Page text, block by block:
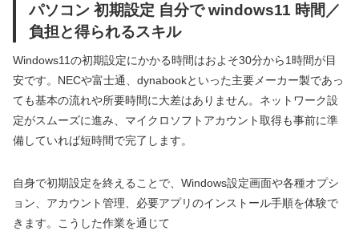
パソコン 初期設定 自分で windows11 時間／
負担と得られるスキル
Windows11の初期設定にかかる時間はおよそ30分から1時間が目
安です。NECや富士通、dynabookといった主要メーカー製であっ
ても基本の流れや所要時間に大差はありません。ネットワーク設
定がスムーズに進み、マイクロソフトアカウント取得も事前に準
備していれば短時間で完了します。
自身で初期設定を終えることで、Windows設定画面や各種オプシ
ョン、アカウント管理、必要アプリのインストール手順を体験で
きます。こうした作業を通じて